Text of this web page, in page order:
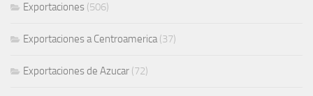
Exportaciones (506)
Exportaciones a Centroamerica(37)
Exportaciones de Azucar (72)